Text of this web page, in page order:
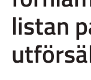
listan